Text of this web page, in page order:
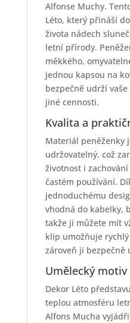
Alfonse Muchy.
Léto, který přináší
života nádech
letní přírody.
měkkého,
jednou kapsou na
bezpečně udrží
jiné cennosti.
Kvalita a
Materiál peněženky
udržovatelný, což
životnost i
častém používání.
jednoduchému
vhodná do kabelky,
takže ji můžete mít
klip umožňuje
zároveň ji bezpečně
Umělecký motiv
Dekor Léto
teplou atmosféru
Alfons Mucha